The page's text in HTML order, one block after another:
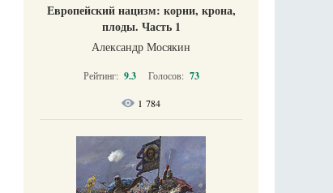
Европейский нацизм: корни, крона,
плоды. Часть 1
Александр Мосякин
Рейтинг: 9.3 Голосов: 73
1 784